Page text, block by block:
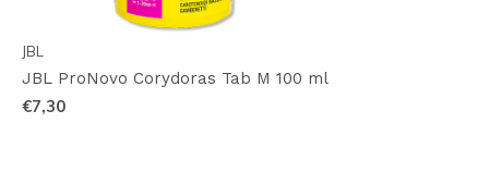
JBL
JBL ProNovo Corydoras Tab M 100 ml
€7,30